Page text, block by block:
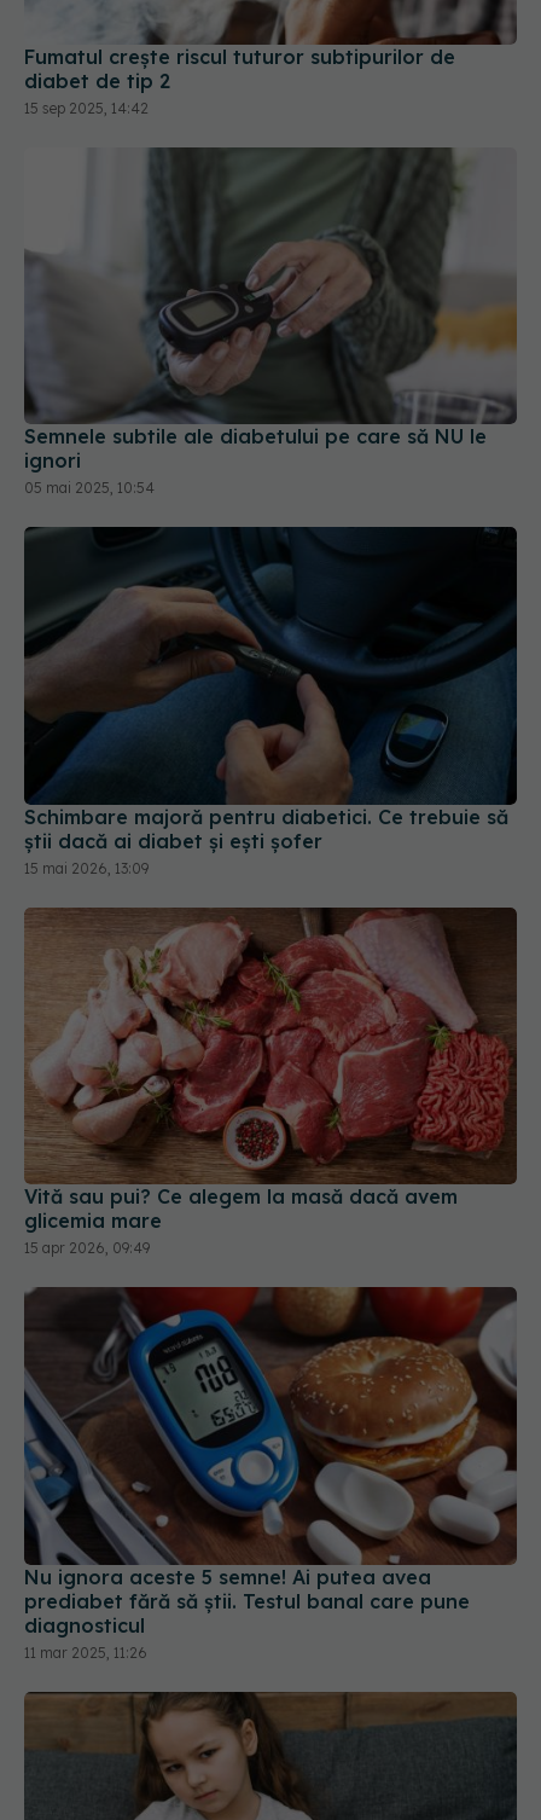
Fumatul crește riscul tuturor subtipurilor de
diabet de tip 2
15 sep 2025, 14:42
Semnele subtile ale diabetului pe care să NU le
ignori
05 mai 2025, 10:54
Schimbare majoră pentru diabetici. Ce trebuie să
știi dacă ai diabet și ești șofer
15 mai 2026, 13:09
Vită sau pui? Ce alegem la masă dacă avem
glicemia mare
15 apr 2026, 09:49
Nu ignora aceste 5 semne! Ai putea avea
prediabet fără să știi. Testul banal care pune
diagnosticul
11 mar 2025, 11:26